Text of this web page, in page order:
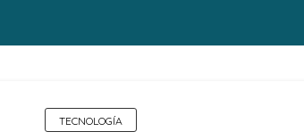
TECNOLOGÍA